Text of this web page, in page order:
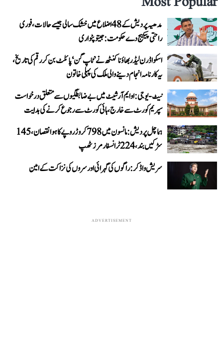
مدھیہ پردیش کے 48 اضلاع میں خشک سالی جیسے حالات، فوری
راحتی پیکیج دے حکومت: جیتو پٹواری
اسکواڈرن لیڈر بھاؤنا کنٹھ نے ’ٹاپ گن‘ پائلٹ بن کر رقم کی تاریخ،
یہ کارنامہ انجام دینے والی ملک کی پہلی خاتون
نیٹ-یو جی: او ایم آر شیٹ میں بے ضابطگیوں سے متعلق درخواست
سپریم کورٹ سے خارج، ہائی کورٹ سے رجوع کرنے کی ہدایت
ہماچل پردیش: مانسون میں 798 کروڑ روپے کا ہوا نقصان، 145
سڑکیں بند، 224 ٹرانسفارمرز ٹھپ
سریش واڈکر: راگوں کی گہرائی اور سروں کی نزاکت کے امین
ADVERTISEMENT